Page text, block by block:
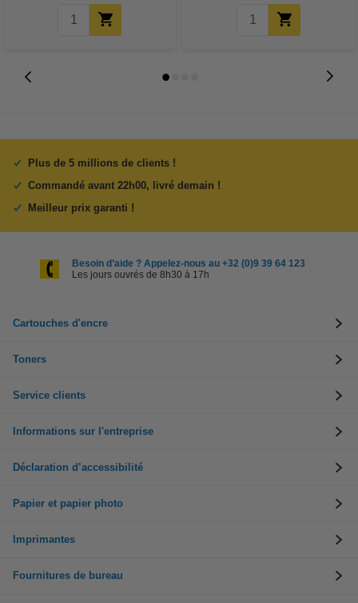
Plus de 5 millions de clients !
Commandé avant 22h00, livré demain !
Meilleur prix garanti !
Besoin d’aide ? Appelez-nous au +32 (0)9 39 64 123
Les jours ouvrés de 8h30 à 17h
Cartouches d'encre
Toners
Service clients
Informations sur l'entreprise
Déclaration d’accessibilité
Papier et papier photo
Imprimantes
Fournitures de bureau